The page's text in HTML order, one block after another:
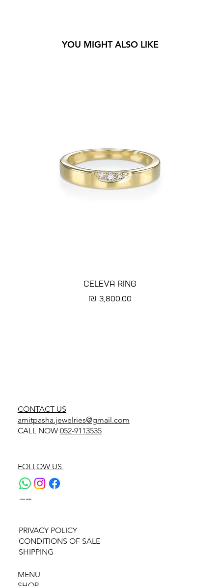
YOU MIGHT ALSO LIKE
CELEVA RING
מחיר
LEGAL AREA
PRIVACY POLICY
CONDITIONS OF SALE
SHIPPING
CONTACT US
amitpasha.jewelries@gmail.com
CALL NOW 052-9113535
FOLLOW US
MENU